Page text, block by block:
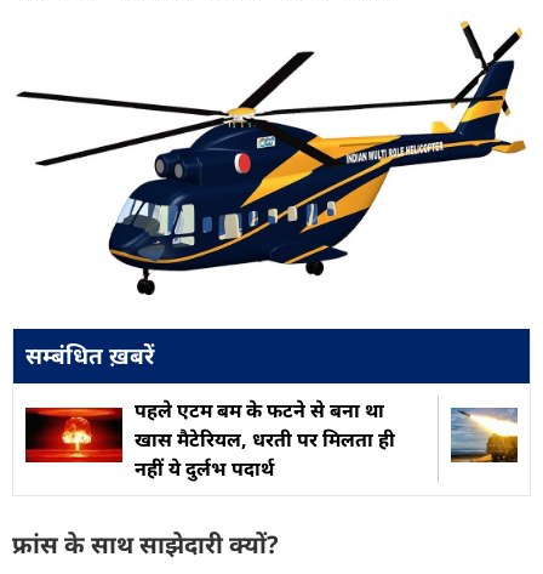
सम्बंधित ख़बरें
पहले एटम बम के फटने से बना था
खास मैटेरियल, धरती पर मिलता ही
नहीं ये दुर्लभ पदार्थ
फ्रांस के साथ साझेदारी क्यों?